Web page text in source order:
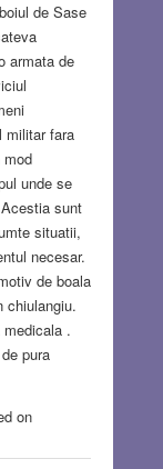
de Sase
armata de
militar fara
mod
unde se
sunt
situatii,
necesar.
de boala
chiulangiu.
.
pura
on